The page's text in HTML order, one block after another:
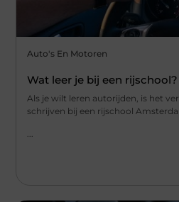
Auto's En Motoren
Wat leer je bij een rijschool?
Als je wilt leren autorijden, is het
schrijven bij een rijschool